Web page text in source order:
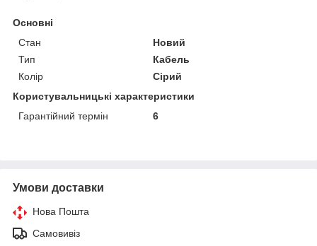
Основні
Стан
Новий
Тип
Кабель
Колір
Сірий
Користувальницькі характеристики
Гарантійний термін
6
Умови доставки
Нова Пошта
Самовивіз